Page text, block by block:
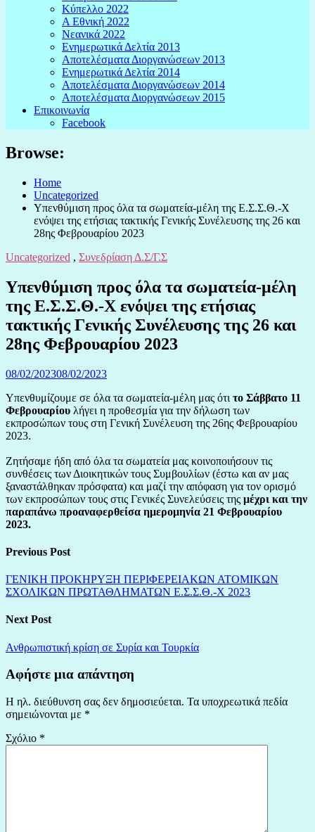
Κύπελλο 2022
Α Εθνική 2022
Νεανικά 2022
Ενημερωτικά Δελτία 2013
Αποτελέσματα Διοργανώσεων 2013
Ενημερωτικά Δελτία 2014
Αποτελέσματα Διοργανώσεων 2014
Αποτελέσματα Διοργανώσεων 2015
Επικοινωνία
Facebook
Browse:
Home
Uncategorized
Υπενθύμιση προς όλα τα σωματεία-μέλη της Ε.Σ.Σ.Θ.-Χ
ενόψει της ετήσιας τακτικής Γενικής Συνέλευσης της 26 και
28ης Φεβρουαρίου 2023
Uncategorized , Συνεδρίαση Δ.Σ/Γ.Σ
Υπενθύμιση προς όλα τα σωματεία-μέλη
της Ε.Σ.Σ.Θ.-Χ ενόψει της ετήσιας
τακτικής Γενικής Συνέλευσης της 26 και
28ης Φεβρουαρίου 2023
08/02/202308/02/2023
Υπενθυμίζουμε σε όλα τα σωματεία-μέλη μας ότι το Σάββατο 11
Φεβρουαρίου λήγει η προθεσμία για την δήλωση των
εκπροσώπων τους στη Γενική Συνέλευση της 26ης Φεβρουαρίου
2023.
Ζητήσαμε ήδη από όλα τα σωματεία μας κοινοποιήσουν τις
συνθέσεις των Διοικητικών τους Συμβουλίων (έστω και αν μας
ξαναστάλθηκαν πρόσφατα) και μαζί την απόφαση για τον ορισμό
των εκπροσώπων τους στις Γενικές Συνελεύσεις της μέχρι και την
παραπάνω προαναφερθείσα ημερομηνία 21 Φεβρουαρίου
2023.
Previous Post
ΓΕΝΙΚΗ ΠΡΟΚΗΡΥΞΗ ΠΕΡΙΦΕΡΕΙΑΚΩΝ ΑΤΟΜΙΚΩΝ
ΣΧΟΛΙΚΩΝ ΠΡΩΤΑΘΛΗΜΑΤΩΝ Ε.Σ.Σ.Θ.-Χ 2023
Next Post
Ανθρωπιστική κρίση σε Συρία και Τουρκία
Αφήστε μια απάντηση
Η ηλ. διεύθυνση σας δεν δημοσιεύεται. Τα υποχρεωτικά πεδία
σημειώνονται με *
Σχόλιο *